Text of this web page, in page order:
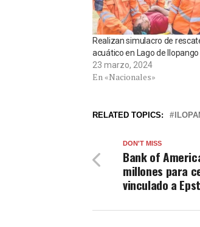
Realizan simulacro de
acuático en Lago de Ilopango
23 marzo, 2024
En «Nacionales»
RELATED TOPICS:
DON'T MISS
Bank of
millones para
vinculado a